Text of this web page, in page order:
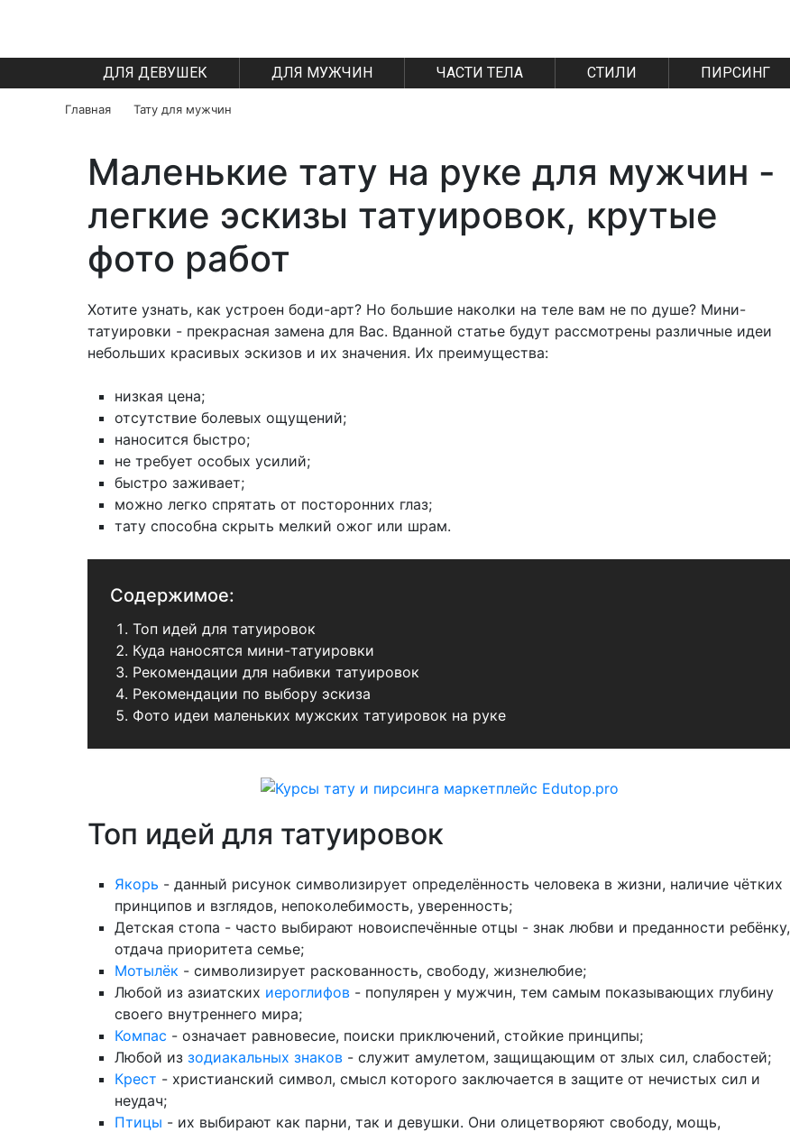
ДЛЯ ДЕВУШЕК ДЛЯ МУЖЧИН ЧАСТИ ТЕЛА СТИЛИ ПИРСИНГ
Главная Тату для мужчин
Маленькие тату на руке для мужчин -
легкие эскизы татуировок, крутые
фото работ
Хотите узнать, как устроен боди-арт? Но большие наколки на теле вам не по душе? Мини-
татуировки - прекрасная замена для Вас. Вданной статье будут рассмотрены различные идеи
небольших красивых эскизов и их значения. Их преимущества:
низкая цена;
отсутствие болевых ощущений;
наносится быстро;
не требует особых усилий;
быстро заживает;
можно легко спрятать от посторонних глаз;
тату способна скрыть мелкий ожог или шрам.
Содержимое:
Топ идей для татуировок
Куда наносятся мини-татуировки
Рекомендации для набивки татуировок
Рекомендации по выбору эскиза
Фото идеи маленьких мужских татуировок на руке
Топ идей для татуировок
Якорь - данный рисунок символизирует определённость человека в жизни, наличие чётких
принципов и взглядов, непоколебимость, уверенность;
Детская стопа - часто выбирают новоиспечённые отцы - знак любви и преданности ребёнку,
отдача приоритета семье;
Мотылёк - символизирует раскованность, свободу, жизнелюбие;
Любой из азиатских иероглифов - популярен у мужчин, тем самым показывающих глубину
своего внутреннего мира;
Компас - означает равновесие, поиски приключений, стойкие принципы;
Любой иззодиакальных знаков - служит амулетом, защищающим от злых сил, слабостей;
Крест - христианский символ, смысл которого заключается в защите от нечистых сил и
неудач;
Птицы - их выбирают как парни, так и девушки. Они олицетворяют свободу, мощь,